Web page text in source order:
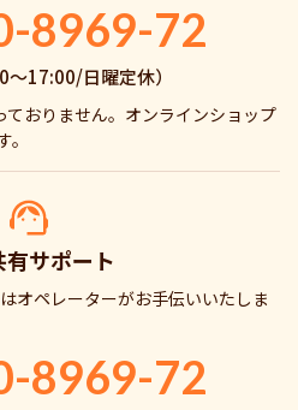
8969-72
〜17:00/日曜定休）
ておりません。オンラインショップ
有サポート
オペレーターがお手伝いいたしま
8969-72